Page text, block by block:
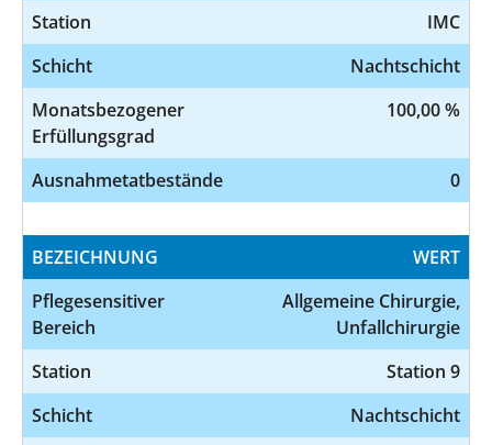
Station
IMC
Schicht
Nachtschicht
Monatsbezogener
Erfüllungsgrad
100,00 %
Ausnahmetatbestände 0
BEZEICHNUNG
WERT
Pflegesensitiver
Bereich
Allgemeine Chirurgie,
Unfallchirurgie
Station
Station 9
Schicht
Nachtschicht